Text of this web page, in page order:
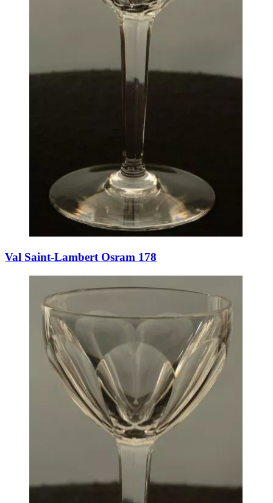
Val Saint-Lambert Osram 178